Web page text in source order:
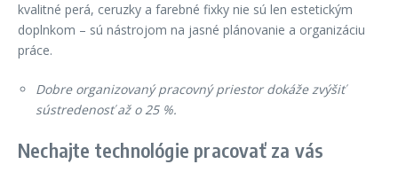
kvalitné perá, ceruzky a farebné fixky nie sú len estetickým
doplnkom – sú nástrojom na jasné plánovanie a organizáciu
práce.
Dobre organizovaný pracovný priestor dokáže zvýšiť
sústredenosť až o 25 %.
Nechajte technológie pracovať za vás